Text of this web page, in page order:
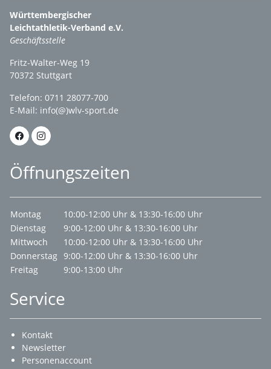
Württembergischer
Leichtathletik-Verband e.V.
Geschäftsstelle
Fritz-Walter-Weg 19
70372 Stuttgart
Telefon: 0711 28077-700
E-Mail: info(@)wlv-sport.de
Öffnungszeiten
Montag
10:00-12:00 Uhr & 13:30-16:00 Uhr
Dienstag
9:00-12:00 Uhr & 13:30-16:00 Uhr
Mittwoch
10:00-12:00 Uhr & 13:30-16:00 Uhr
Donnerstag 9:00-12:00 Uhr & 13:30-16:00 Uhr
Freitag
9:00-13:00 Uhr
Service
Kontakt
Newsletter
Personenaccount